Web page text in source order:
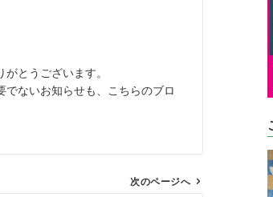
とうございます。
ないお知らせも、こちらのブロ
次のページへ